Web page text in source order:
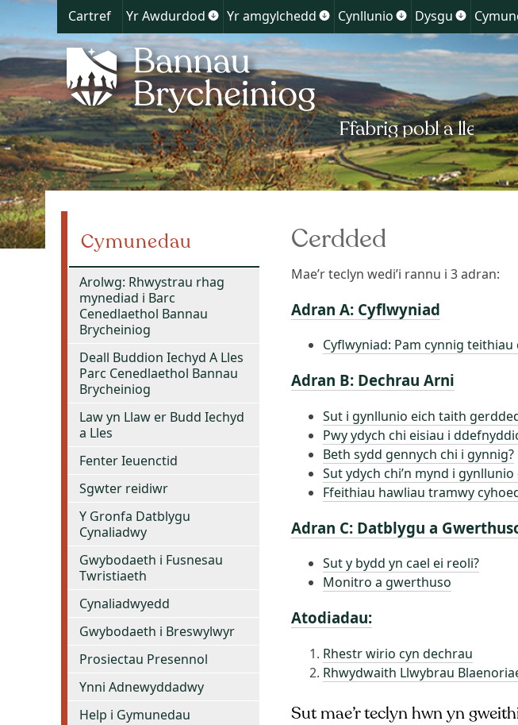
Cartref Yr Awdurdod
Show
for
Awdurdod
Yr amgylchedd
Show
submenu
Yr
amgylchedd
Cynllunio
Show
submenu
for
Cynllunio
Dysgu
Show
submenu
Dysgu
Cerdded
Mae’r teclyn wedi’i rannu i 3 adran:
Adran A: Cyflwyniad
Cyflwyniad: Pam cynnig teithiau
Adran B: Dechrau Arni
Sut i gynllunio eich taith
Pwy ydych chi eisiau i
Beth sydd gennych chi i gynnig?
Sut ydych chi’n mynd i
Ffeithiau hawliau tramwy
Adran C: Datblygu a
Sut y bydd yn cael ei reoli?
Monitro a gwerthuso
Atodiadau:
Rhestr wirio cyn dechrau
Rhwydwaith Llwybrau
Sut mae’r teclyn hwn yn
Cymunedau
Arolwg: Rhwystrau rhag
mynediad i Barc
Cenedlaethol Bannau
Brycheiniog
Deall Buddion Iechyd A Lles
Parc Cenedlaethol Bannau
Brycheiniog
Law yn Llaw er Budd Iechyd
a Lles
Fenter Ieuenctid
Sgwter reidiwr
Y Gronfa Datblygu
Cynaliadwy
Gwybodaeth i Fusnesau
Twristiaeth
Cynaliadwyedd
Gwybodaeth i Breswylwyr
Prosiectau Presennol
Ynni Adnewyddadwy
Help i Gymunedau